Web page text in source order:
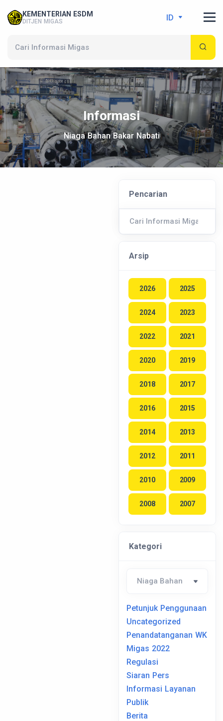
KEMENTERIAN ESDM
DITJEN MIGAS ID
Informasi
Niaga Bahan Bakar Nabati
Pencarian
Arsip
2026 2025
2024 2023
2022 2021
2020 2019
2018 2017
2016 2015
2014 2013
2012 2011
2010 2009
2008 2007
Kategori
Petunjuk Penggunaan
Uncategorized
Penandatanganan WK
Migas 2022
Regulasi
Siaran Pers
Informasi Layanan
Publik
Berita